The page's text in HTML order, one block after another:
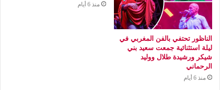
الناظور تحتفي بالفن المغربي في
ليلة استثنائية جمعت سعيد بني
شيكر ورشيدة طلال ووليد
الرحماني
منذ 6 أيام
منذ 6 أيام